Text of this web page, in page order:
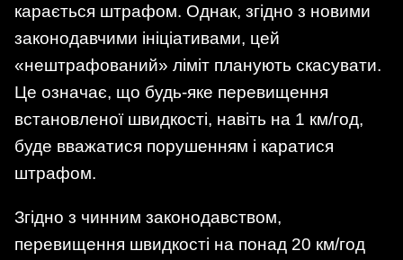
карається штрафом. Однак, згідно з новими
законодавчими ініціативами, цей
«нештрафований» ліміт планують скасувати.
Це означає, що будь-яке перевищення
встановленої швидкості, навіть на 1 км/год,
буде вважатися порушенням і каратися
штрафом.
Згідно з чинним законодавством,
перевищення швидкості на понад 20 км/год